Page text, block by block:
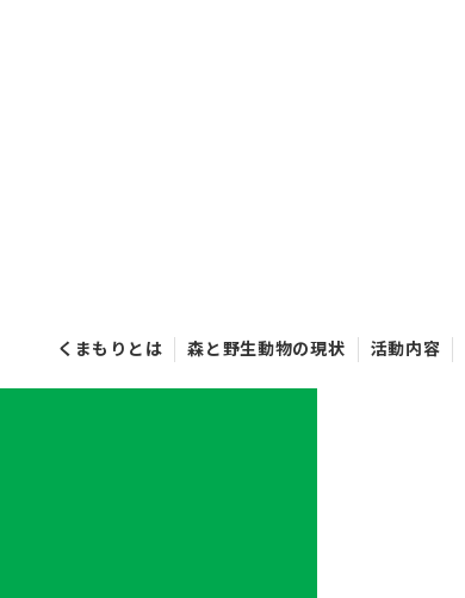
くまもりとは 森と野生動物の現状 活動内容